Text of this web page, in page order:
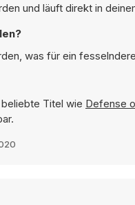
und läuft direkt in
was für ein
Titel wie Defense